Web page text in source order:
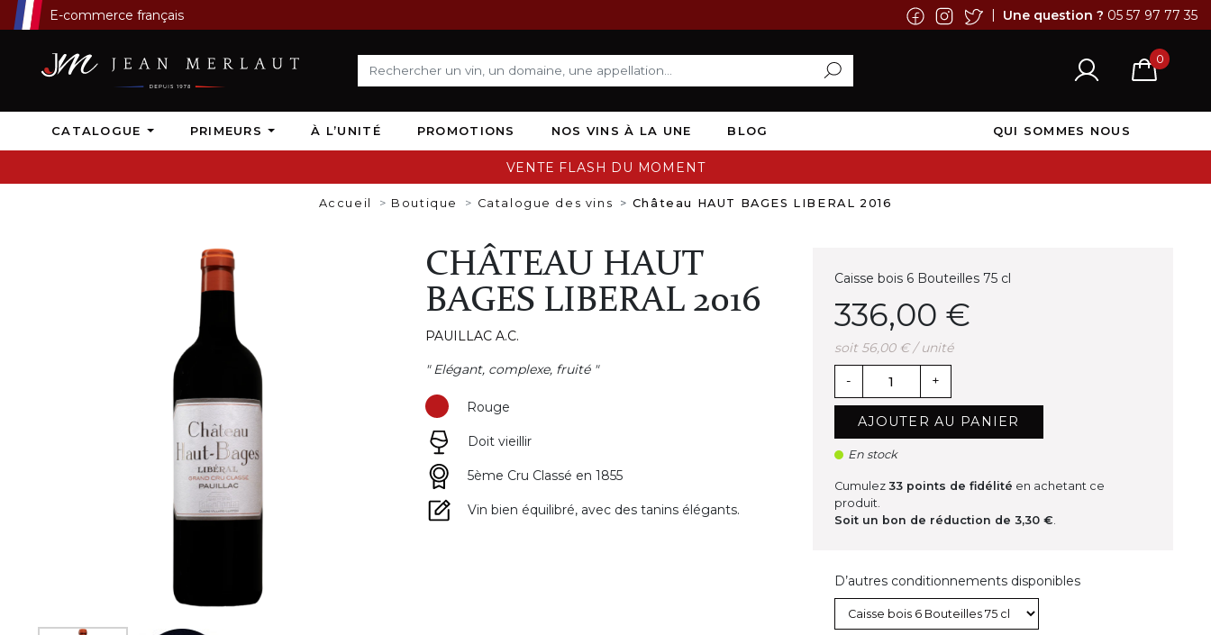
E-commerce français | Une question ? 05 57 97 77 35
0
CATALOGUE PRIMEURS À L’UNITÉ PROMOTIONS NOS VINS À LA UNE BLOG QUI SOMMES NOUS
VENTE FLASH DU MOMENT
Accueil Boutique Catalogue des vins Château HAUT BAGES LIBERAL 2016
CHÂTEAU HAUT
BAGES LIBERAL 2016
PAUILLAC A.C.
" Elégant, complexe, fruité "
Rouge
Doit vieillir
5ème Cru Classé en 1855
Vin bien équilibré, avec des tanins élégants.
Caisse bois 6 Bouteilles 75 cl
336,00 €
soit 56,00 € / unité
- +
AJOUTER AU PANIER
En stock
Cumulez 33points de fidélité en achetant ce
produit.
Soit un bon de réduction de 3,30 €.
D’autres conditionnements disponibles